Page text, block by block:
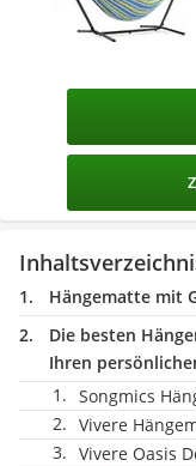
Hängematte mit
Die besten
Ihren
Songmics
Vivere
Vivere Oasis